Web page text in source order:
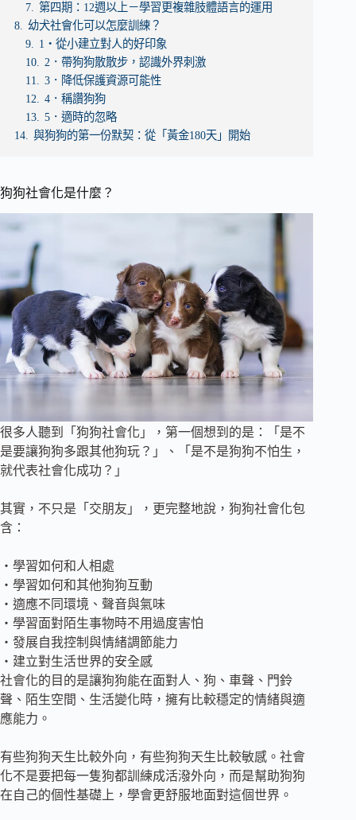
7. 第四期：12週以上－學習更複雜肢體語言的運用
8. 幼犬社會化可以怎麼訓練？
9. 1・從小建立對人的好印象
10. 2．帶狗狗散散步，認識外界刺激
11. 3．降低保護資源可能性
12. 4．稱讚狗狗
13. 5．適時的忽略
14. 與狗狗的第一份默契：從「黃金180天」開始
狗狗社會化是什麼？
很多人聽到「狗狗社會化」，第一個想到的是：「是不
是要讓狗狗多跟其他狗玩？」、「是不是狗狗不怕生，
就代表社會化成功？」
其實，不只是「交朋友」，更完整地說，狗狗社會化包
含：
・學習如何和人相處
・學習如何和其他狗狗互動
・適應不同環境、聲音與氣味
・學習面對陌生事物時不用過度害怕
・發展自我控制與情緒調節能力
・建立對生活世界的安全感
社會化的目的是讓狗狗能在面對人、狗、車聲、門鈴
聲、陌生空間、生活變化時，擁有比較穩定的情緒與適
應能力。
有些狗狗天生比較外向，有些狗狗天生比較敏感。社會
化不是要把每一隻狗都訓練成活潑外向，而是幫助狗狗
在自己的個性基礎上，學會更舒服地面對這個世界。